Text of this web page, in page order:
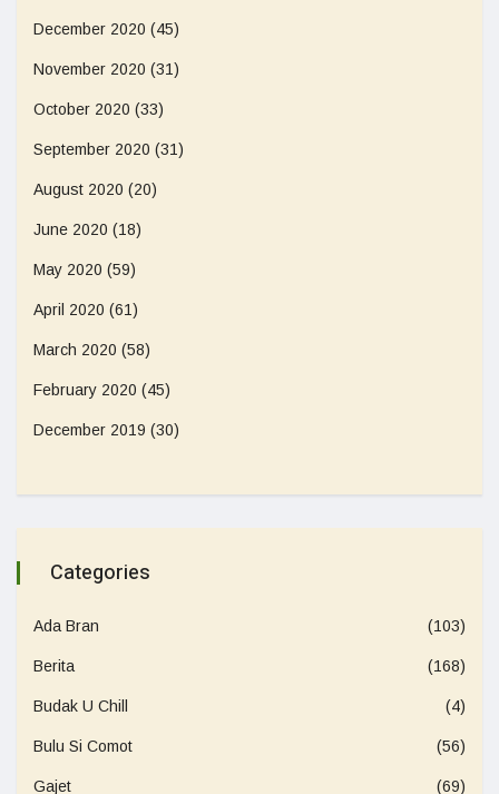
December 2020 (45)
November 2020 (31)
October 2020 (33)
September 2020 (31)
August 2020 (20)
June 2020 (18)
May 2020 (59)
April 2020 (61)
March 2020 (58)
February 2020 (45)
December 2019 (30)
Categories
Ada Bran (103)
Berita (168)
Budak U Chill (4)
Bulu Si Comot (56)
Gajet (69)